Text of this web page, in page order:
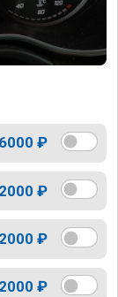
6000 ₽
2000 ₽
2000 ₽
2000 ₽